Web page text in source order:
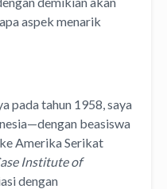
aspek menarik
pada tahun 1958, saya
beasiswa
Amerika Serikat
Institute of
dengan